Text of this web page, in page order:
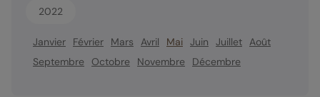
2022
Janvier Février Mars Avril Mai Juin Juillet
Août
Septembre
Octobre Novembre Décembre